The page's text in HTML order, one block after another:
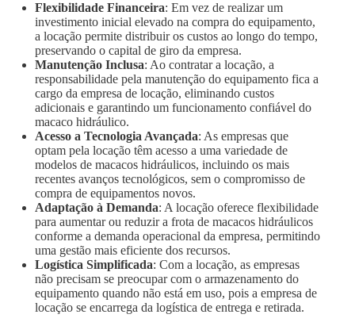
Flexibilidade Financeira: Em vez de realizar um
investimento inicial elevado na compra do equipamento,
a locação permite distribuir os custos ao longo do tempo,
preservando o capital de giro da empresa.
Manutenção Inclusa: Ao contratar a locação, a
responsabilidade pela manutenção do equipamento fica a
cargo da empresa de locação, eliminando custos
adicionais e garantindo um funcionamento confiável do
macaco hidráulico.
Acesso a Tecnologia Avançada: As empresas que
optam pela locação têm acesso a uma variedade de
modelos de macacos hidráulicos, incluindo os mais
recentes avanços tecnológicos, sem o compromisso de
compra de equipamentos novos.
Adaptação à Demanda: A locação oferece flexibilidade
para aumentar ou reduzir a frota de macacos hidráulicos
conforme a demanda operacional da empresa, permitindo
uma gestão mais eficiente dos recursos.
Logística Simplificada: Com a locação, as empresas
não precisam se preocupar com o armazenamento do
equipamento quando não está em uso, pois a empresa de
locação se encarrega da logística de entrega e retirada.